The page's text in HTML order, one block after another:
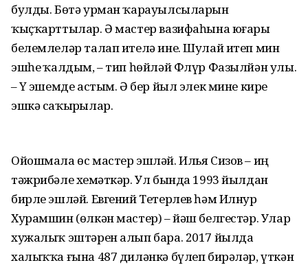
булды. Бөтә урман ҡарауылсыларын
ҡыҫҡарттылар. Ә мастер вазифаһына юғары
белемлеләр талап ителә ине. Шулай итеп мин
эшһеҙ ҡалдым, – тип һөйләй Флүр Фазылйән улы.
– Үҙ эшемде астым. Ә бер йыл элек мине кире
эшкә саҡырҙылар.
Ойошмала өс мастер эшләй. Илья Сизов – иң
тәжрибәле хеҙмәткәр. Ул бында 1993 йылдан
бирле эшләй. Евгений Тетерлев һәм Илнур
Хурамшин (өлкән мастер) – йәш белгестәр. Улар
хужалыҡ эштәрен алып бара. 2017 йылда
халыҡҡа ғына 487 диләнкә бүлеп бирәләр, үткән